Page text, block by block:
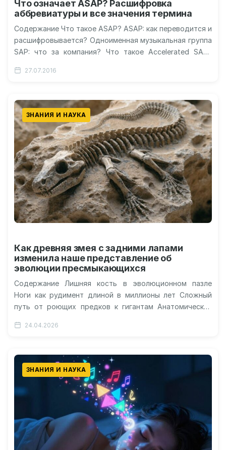
Что означает ASAP? Расшифровка
аббревиатуры и все значения термина
Содержание Что такое ASAP? ASAP: как переводится и
расшифровывается? Одноименная музыкальная группа
SAP: что за компания? Что такое Accelerated SAP?
27.07.2016
ЗНАНИЯ И НАУКА
Как древняя змея с задними лапами
изменила наше представление об
эволюции пресмыкающихся
Содержание Лишняя кость в эволюционном пазле
Ноги как рудимент длиной в миллионы лет Сложный
путь от роющих предков к гигантам Анатомические
24.04.2026
ЗНАНИЯ И НАУКА